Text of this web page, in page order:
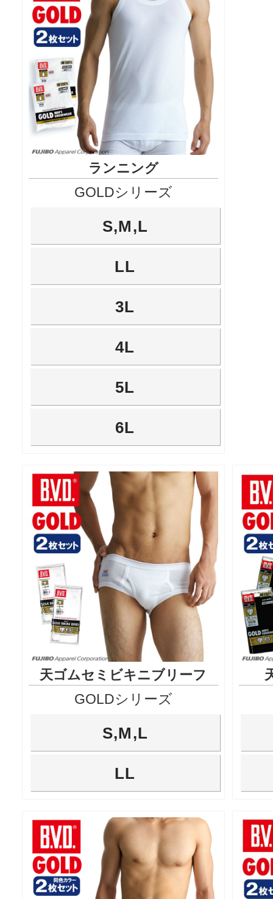
ランニング
GOLDシリーズ
S,M,L
LL
3L
4L
5L
6L
天ゴムセミビキニブリーフ
GOLDシリーズ
S,M,L
LL